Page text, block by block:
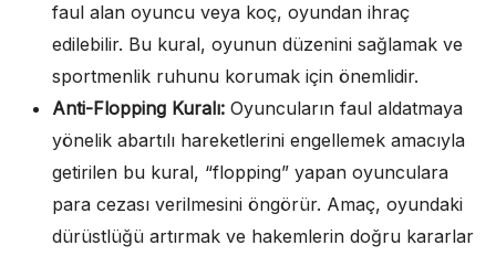
faul alan oyuncu veya koç, oyundan ihraç
edilebilir. Bu kural, oyunun düzenini sağlamak ve
sportmenlik ruhunu korumak için önemlidir.
Anti-Flopping Kuralı: Oyuncuların faul aldatmaya
yönelik abartılı hareketlerini engellemek amacıyla
getirilen bu kural, “flopping” yapan oyunculara
para cezası verilmesini öngörür. Amaç, oyundaki
dürüstlüğü artırmak ve hakemlerin doğru kararlar